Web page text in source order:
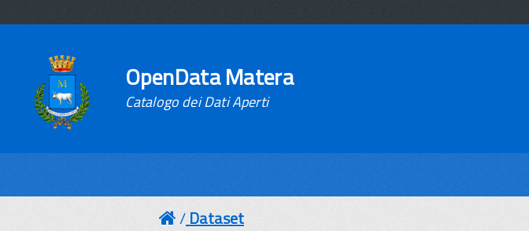
OpenData Matera
Catalogo dei Dati Aperti
Dataset